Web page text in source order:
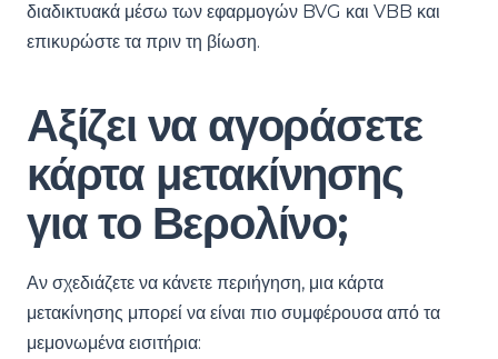
διαδικτυακά μέσω των εφαρμογών BVG και VBB και
επικυρώστε τα πριν τη βίωση.
Αξίζει να αγοράσετε
κάρτα μετακίνησης
για το Βερολίνο;
Αν σχεδιάζετε να κάνετε περιήγηση, μια κάρτα
μετακίνησης μπορεί να είναι πιο συμφέρουσα από τα
μεμονωμένα εισιτήρια: